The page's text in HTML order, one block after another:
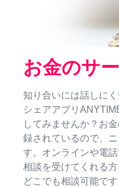
お金のサ
知り合いには話しに
シェアアプリ
してみませんか？お
録されているので、
す。オンラインや電
相談を受けてくれる
どこでも相談可能です